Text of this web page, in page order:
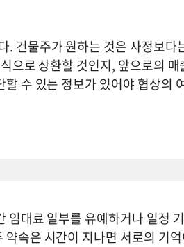
건물주가 원하는 것은 사정보다
으로 상환할 것인지, 앞으로의 매
수 있는 정보가 있어야 협상의
대료 일부를 유예하거나 일정
속은 시간이 지나면 서로의 기